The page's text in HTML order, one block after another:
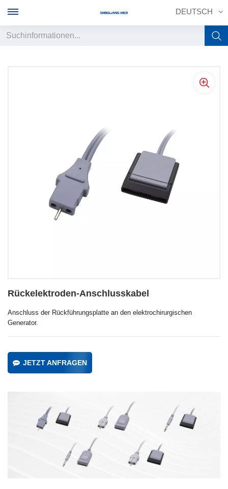
DEUTSCH
русский
italiano
español
português
Rückelektroden-Anschlusskabel
Anschluss der Rückführungsplatte an den elektrochirurgischen
Generator.
JETZT ANFRAGEN